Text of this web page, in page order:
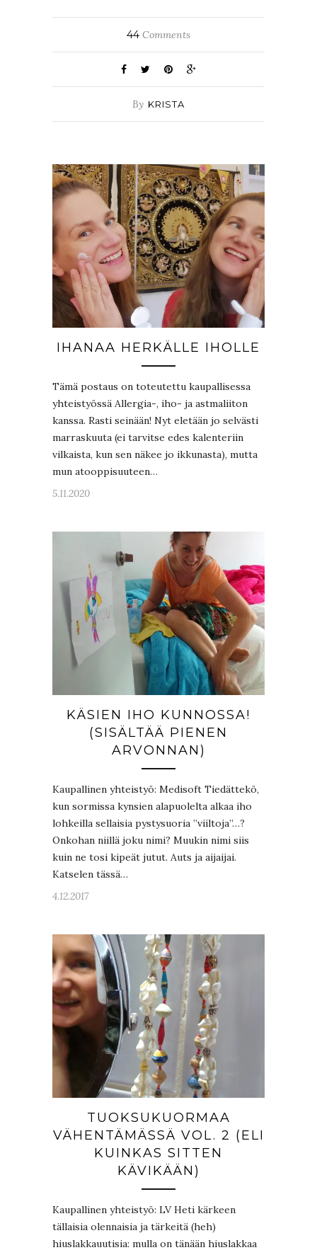
44 Comments
By KRISTA
IHANAA HERKÄLLE IHOLLE
Tämä postaus on toteutettu kaupallisessa
yhteistyössä Allergia-, iho- ja astmaliiton
kanssa. Rasti seinään! Nyt eletään jo selvästi
marraskuuta (ei tarvitse edes kalenteriin
vilkaista, kun sen näkee jo ikkunasta), mutta
mun atooppisuuteen…
5.11.2020
KÄSIEN IHO KUNNOSSA!
(SISÄLTÄÄ PIENEN
ARVONNAN)
Kaupallinen yhteistyö: Medisoft Tiedättekö,
kun sormissa kynsien alapuolelta alkaa iho
lohkeilla sellaisia pystysuoria ”viiltoja”…?
Onkohan niillä joku nimi? Muukin nimi siis
kuin ne tosi kipeät jutut. Auts ja aijaijai.
Katselen tässä…
4.12.2017
TUOKSUKUORMAA
VÄHENTÄMÄSSÄ VOL. 2 (ELI
KUINKAS SITTEN
KÄVIKÄÄN)
Kaupallinen yhteistyö: LV Heti kärkeen
tällaisia olennaisia ja tärkeitä (heh)
hiuslakkauutisia: mulla on tänään hiuslakkaa